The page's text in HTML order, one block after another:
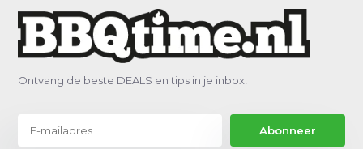
Ontvang de beste DEALS en tips in je inbox!
Abonneer